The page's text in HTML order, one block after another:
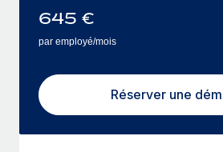
645 €
par employé/mois
Réserver une